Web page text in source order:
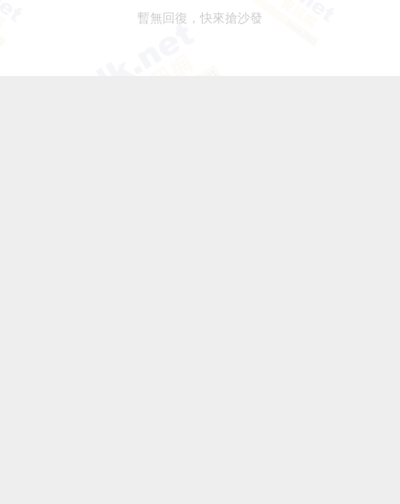
暫無回復，快來搶沙發